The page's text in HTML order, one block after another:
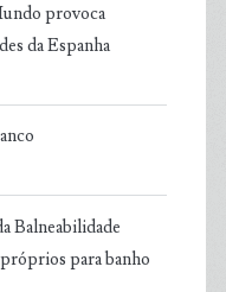
provoca
da Espanha
Balneabilidade
para banho